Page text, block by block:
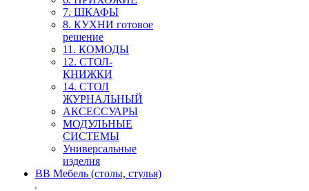
7. ШКАФЫ
8. КУХНИ готовое
решение
11. КОМОДЫ
12. СТОЛ-
КНИЖКИ
14. СТОЛ
ЖУРНАЛЬНЫЙ
АКСЕССУАРЫ
МОДУЛЬНЫЕ
СИСТЕМЫ
Универсальные
изделия
ВВ Мебель (столы, стулья)